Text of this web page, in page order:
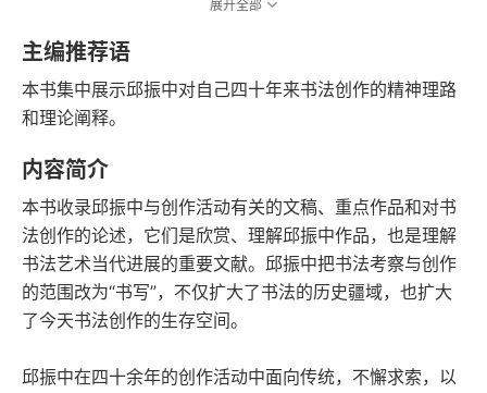
展开全部
主编推荐语
本书集中展示邱振中对自己四十年来书法创作的精神理路
和理论阐释。
内容简介
本书收录邱振中与创作活动有关的文稿、重点作品和对书
法创作的论述，它们是欣赏、理解邱振中作品，也是理解
书法艺术当代进展的重要文献。邱振中把书法考察与创作
的范围改为“书写”，不仅扩大了书法的历史疆域，也扩大
了今天书法创作的生存空间。
邱振中在四十余年的创作活动中面向传统，不懈求索，以